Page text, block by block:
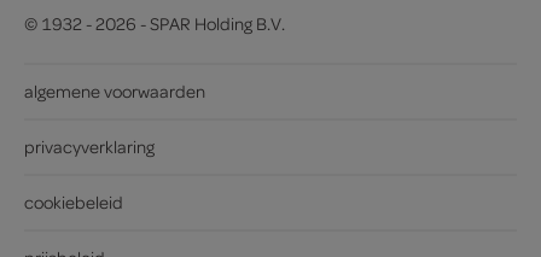
© 1932 - 2026 - SPAR Holding B.V.
algemene voorwaarden
privacyverklaring
cookiebeleid